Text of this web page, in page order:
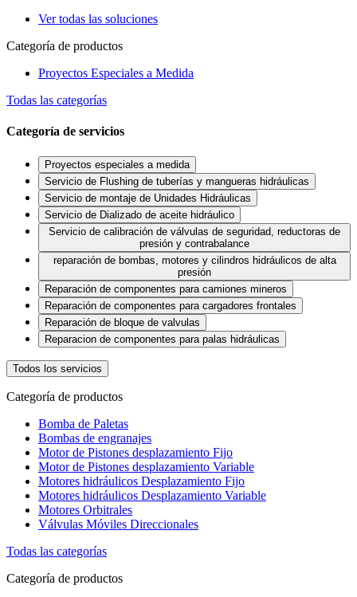
Ver todas las soluciones
Categoría de productos
Proyectos Especiales a Medida
Todas las categorías
Categoría de servicios
Proyectos especiales a medida
Servicio de Flushing de tuberías y mangueras hidráulicas
Servicio de montaje de Unidades Hidráulicas
Servicio de Dializado de aceite hidráulico
Servicio de calibración de válvulas de seguridad, reductoras de
presión y contrabalance
reparación de bombas, motores y cilindros hidráulicos de alta
presión
Reparación de componentes para camiones mineros
Reparación de componentes para cargadores frontales
Reparación de bloque de valvulas
Reparacion de componentes para palas hidráulicas
Todos los servicios
Categoría de productos
Bomba de Paletas
Bombas de engranajes
Motor de Pistones desplazamiento Fijo
Motor de Pistones desplazamiento Variable
Motores hidráulicos Desplazamiento Fijo
Motores hidráulicos Desplazamiento Variable
Motores Orbitrales
Válvulas Móviles Direccionales
Todas las categorías
Categoría de productos